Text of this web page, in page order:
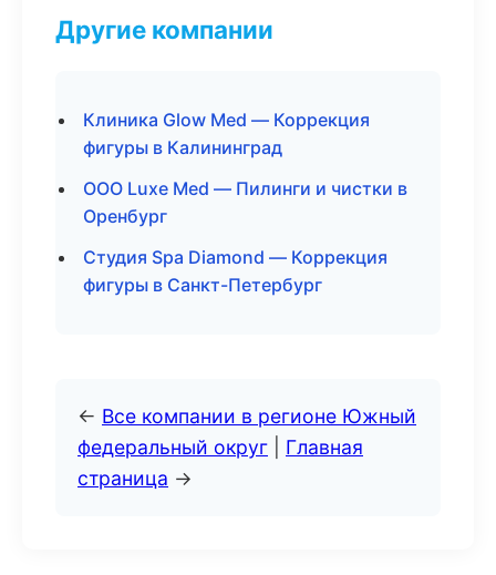
Другие компании
Клиника Glow Med — Коррекция
фигуры в Калининград
ООО Luxe Med — Пилинги и чистки в
Оренбург
Студия Spa Diamond — Коррекция
фигуры в Санкт-Петербург
← Все компании в регионе Южный
федеральный округ
Главная
страница →